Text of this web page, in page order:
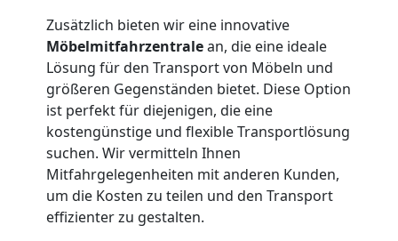
Zusätzlich bieten wir eine innovative
Möbelmitfahrzentralean, die eine ideale
Lösung für den Transport von Möbeln und
größeren Gegenständen bietet. Diese Option
ist perfekt für diejenigen, die eine
kostengünstige und flexible Transportlösung
suchen. Wir vermitteln Ihnen
Mitfahrgelegenheiten mit anderen Kunden,
um die Kosten zu teilen und den Transport
effizienter zu gestalten.